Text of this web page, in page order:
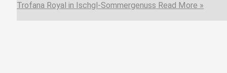
Trofana Royal in Ischgl-Sommergenuss Read More »